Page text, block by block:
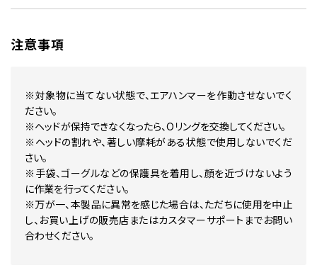
注意事項
※対象物に当てない状態で、エアハンマーを作動させないでく
ださい。
※ヘッドが保持できなくなったら、Oリングを交換してください。
※ヘッドの割れや、著しい摩耗がある状態で使用しないでくだ
さい。
※手袋、ゴーグルなどの保護具を着用し、顔を近づけないよう
に作業を行ってください。
※万が一、本製品に異常を感じた場合は、ただちに使用を中止
し、お買い上げの販売店またはカスタマーサポートまでお問い
合わせください。